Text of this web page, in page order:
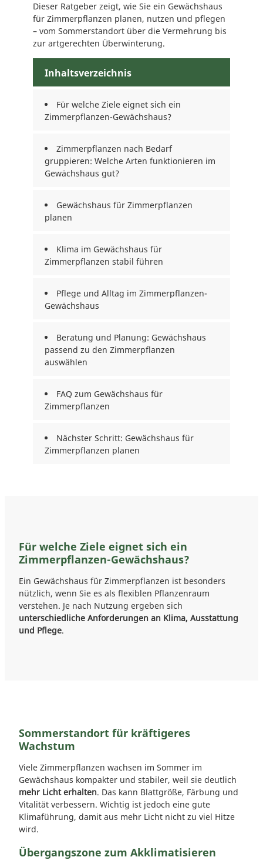
Dieser Ratgeber zeigt, wie Sie ein Gewächshaus
für Zimmerpflanzen planen, nutzen und pflegen
– vom Sommerstandort über die Vermehrung bis
zur artgerechten Überwinterung.
Inhaltsverzeichnis
Für welche Ziele eignet sich ein
Zimmerpflanzen-Gewächshaus?
Zimmerpflanzen nach Bedarf
gruppieren: Welche Arten funktionieren im
Gewächshaus gut?
Gewächshaus für Zimmerpflanzen
planen
Klima im Gewächshaus für
Zimmerpflanzen stabil führen
Pflege und Alltag im Zimmerpflanzen-
Gewächshaus
Beratung und Planung: Gewächshaus
passend zu den Zimmerpflanzen
auswählen
FAQ zum Gewächshaus für
Zimmerpflanzen
Nächster Schritt: Gewächshaus für
Zimmerpflanzen planen
Für welche Ziele eignet sich ein
Zimmerpflanzen-Gewächshaus?
Ein Gewächshaus für Zimmerpflanzen ist besonders
nützlich, wenn Sie es als flexiblen Pflanzenraum
verstehen. Je nach Nutzung ergeben sich
unterschiedliche Anforderungen an Klima, Ausstattung
und Pflege.
Sommerstandort für kräftigeres
Wachstum
Viele Zimmerpflanzen wachsen im Sommer im
Gewächshaus kompakter und stabiler, weil sie deutlich
mehr Licht erhalten. Das kann Blattgröße, Färbung und
Vitalität verbessern. Wichtig ist jedoch eine gute
Klimaführung, damit aus mehr Licht nicht zu viel Hitze
wird.
Übergangszone zum Akklimatisieren